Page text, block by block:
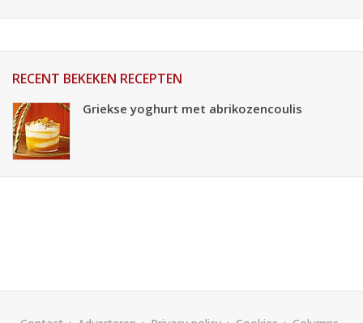
RECENT BEKEKEN RECEPTEN
Griekse yoghurt met abrikozencoulis